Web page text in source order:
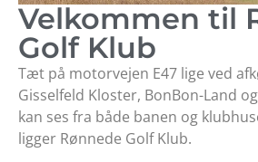
Velkommen til
Golf Klub
Tæt på motorvejen E47 lige ved
Gisselfeld Kloster, BonBon-Land
kan ses fra både banen og
ligger Rønnede Golf Klub.